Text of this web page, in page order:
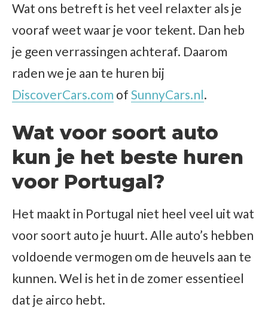
Wat ons betreft is het veel relaxter als je
vooraf weet waar je voor tekent. Dan heb
je geen verrassingen achteraf. Daarom
raden we je aan te huren bij
DiscoverCars.com of SunnyCars.nl.
Wat voor soort auto
kun je het beste huren
voor Portugal?
Het maakt in Portugal niet heel veel uit wat
voor soort auto je huurt. Alle auto’s hebben
voldoende vermogen om de heuvels aan te
kunnen. Wel is het in de zomer essentieel
dat je airco hebt.